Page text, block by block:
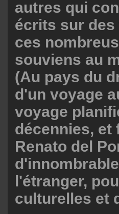
autres qui
écrits sur
ces
souviens au
(Au pays du
d'un voyage
voyage
décennies, et
Renato del
l'étranger,
culturelles et